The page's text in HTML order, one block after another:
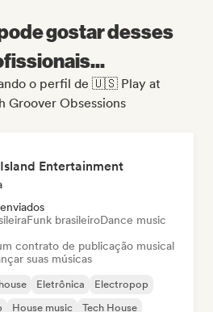
gostar desses
o perfil de 🇺🇸 Play at
Groover Obsessions
Entertainment
Funk brasileiroDance music
contrato de publicação musical
suas músicas
Eletrônica
Electropop
House music Tech House